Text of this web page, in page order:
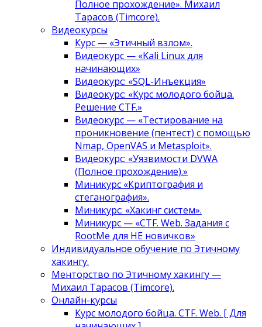
Полное прохождение». Михаил
Тарасов (Timcore).
Видеокурсы
Курс — «Этичный взлом».
Видеокурс — «Kali Linux для
начинающих»
Видеокурс: «SQL-Инъекция»
Видеокурс: «Курс молодого бойца.
Решение CTF.»
Видеокурс — «Тестирование на
проникновение (пентест) с помощью
Nmap, OpenVAS и Metasploit».
Видеокурс: «Уязвимости DVWA
(Полное прохождение).»
Миникурс «Криптография и
стеганография».
Миникурс: «Хакинг систем».
Миникурс — «CTF. Web. Задания с
RootMe для НЕ новичков»
Индивидуальное обучение по Этичному
хакингу.
Менторство по Этичному хакингу —
Михаил Тарасов (Timcore).
Онлайн-курсы
Курс молодого бойца. CTF. Web. [ Для